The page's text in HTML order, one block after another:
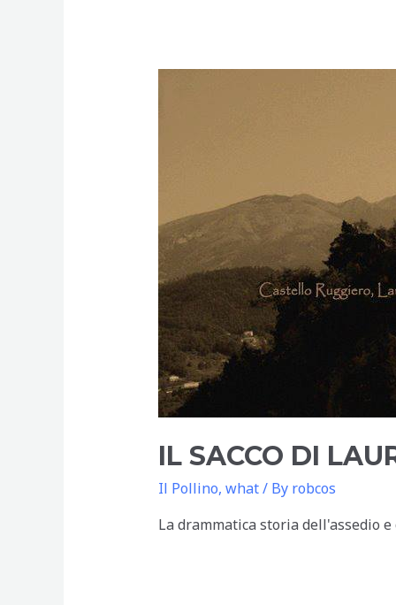
IL SACCO DI
Il Pollino, what/ By robcos
La drammatica storia dell'assedio